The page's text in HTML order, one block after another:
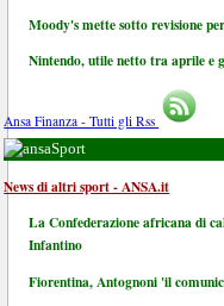
Moody's mette sotto revisione
Nintendo, utile netto tra aprile e
Ansa Finanza - Tutti gli Rss
Sport
News di altri sport - ANSA.it
La Confederazione africana di
Infantino
Fiorentina, Antognoni 'il